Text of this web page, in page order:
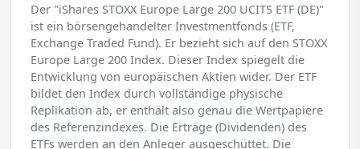
Der "iShares STOXX Europe Large 200 UCITS ETF (DE)"
ist ein börsengehandelter Investmentfonds (ETF,
Exchange Traded Fund). Er bezieht sich auf den STOXX
Europe Large 200 Index. Dieser Index spiegelt die
Entwicklung von europäischen Aktien wider. Der ETF
bildet den Index durch vollständige physische
Replikation ab, er enthält also genau die Wertpapiere
des Referenzindexes. Die Erträge (Dividenden) des
ETFs werden an den Anleger ausgeschüttet. Die